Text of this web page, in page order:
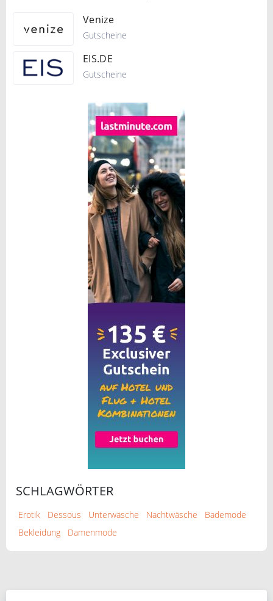
Venize
Gutscheine
EIS.DE
Gutscheine
SCHLAGWÖRTER
Erotik Dessous Unterwäsche Nachtwäsche
Bademode
Bekleidung
Damenmode